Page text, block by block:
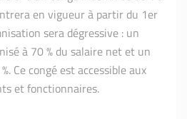
en vigueur à partir du 1er
sera dégressive : un
à 70 % du salaire net et un
Ce congé est accessible aux
et fonctionnaires.